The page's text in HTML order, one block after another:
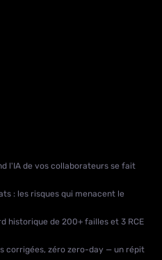
l'IA de vos collaborateurs se fait
: les risques qui menacent le
historique de 200+ failles et 3 RCE
corrigées, zéro zero-day — un répit